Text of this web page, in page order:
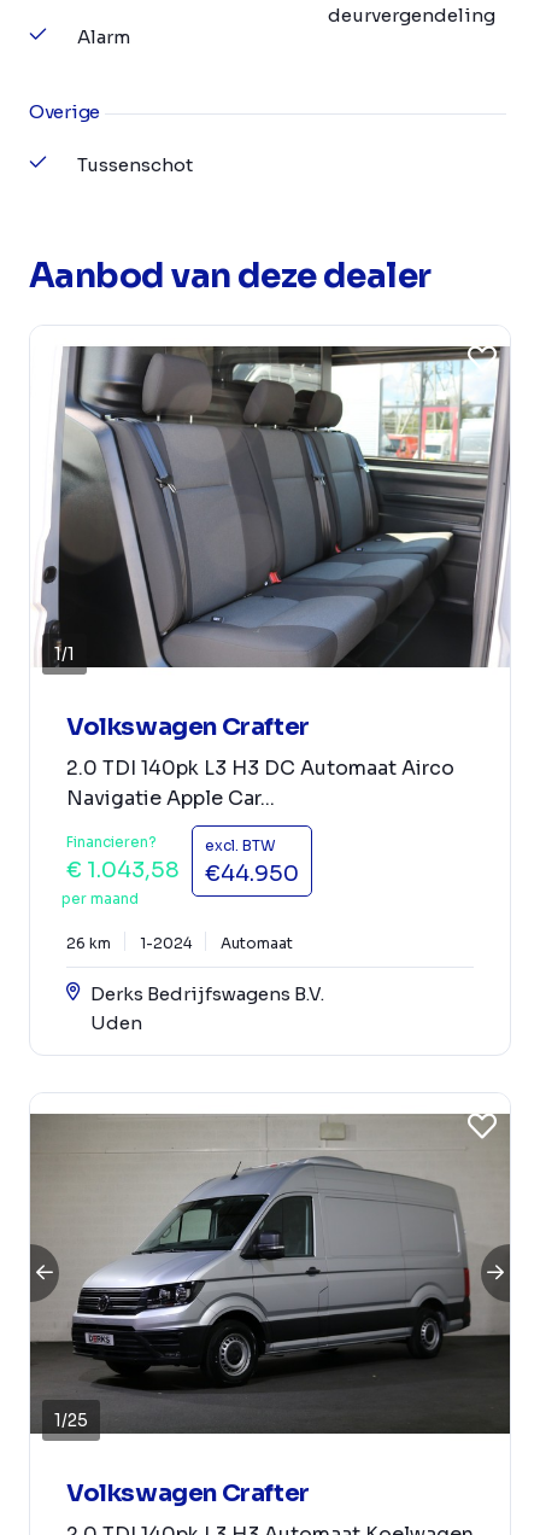
Alarm
deurvergendeling
Overige
Tussenschot
Aanbod van deze dealer
1/1
Volkswagen Crafter
2.0 TDI 140pk L3 H3 DC Automaat Airco
Navigatie Apple Car...
Financieren?
€ 1.043,58
per maand
excl. BTW
€44.950
26 km 1-2024 Automaat
Derks Bedrijfswagens B.V.
Uden
1/25
Volkswagen Crafter